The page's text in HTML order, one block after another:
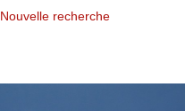
Nouvelle recherche